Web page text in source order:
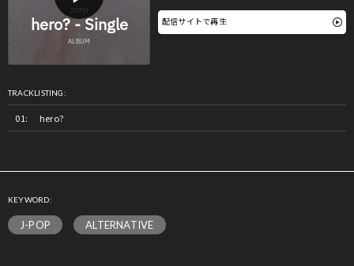
配信サイトで再生
TRACKLISTING:
hero?
KEYWORD:
J-POP ALTERNATIVE